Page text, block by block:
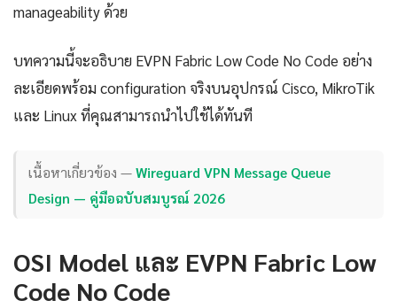
manageability ด้วย
บทความนี้จะอธิบาย EVPN Fabric Low Code No Code อย่าง
ละเอียดพร้อม configuration จริงบนอุปกรณ์ Cisco, MikroTik
และ Linux ที่คุณสามารถนำไปใช้ได้ทันที
เนื้อหาเกี่ยวข้อง —Wireguard VPN Message Queue
Design — คู่มือฉบับสมบูรณ์ 2026
OSI Model และ EVPN Fabric Low
Code No Code